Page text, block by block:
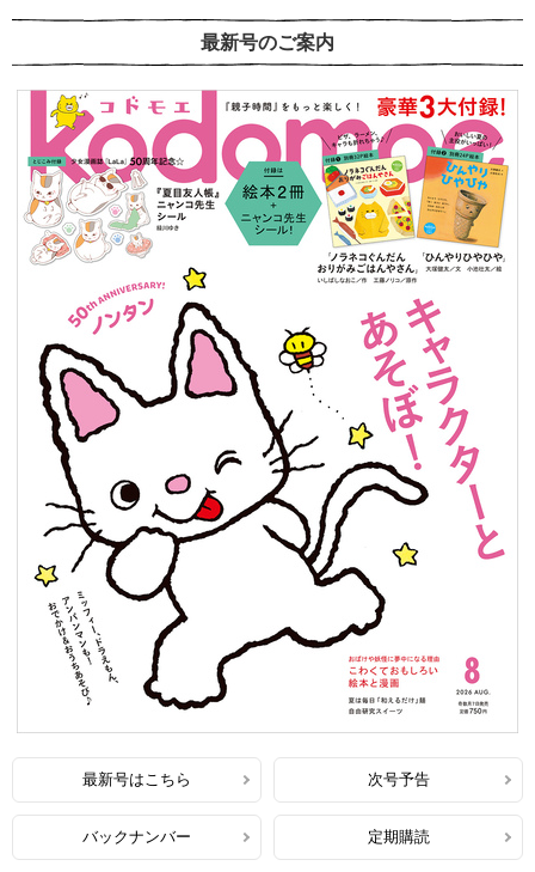
最新号のご案内
最新号はこちら 次号予告
バックナンバー 定期購読